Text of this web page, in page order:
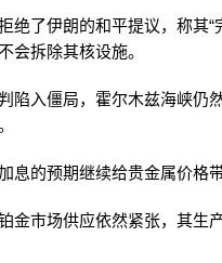
绝了伊朗的和平提议，称其
会拆除其核设施。
陷入僵局，霍尔木兹海峡仍
息的预期继续给贵金属价格
金市场供应依然紧张，其生